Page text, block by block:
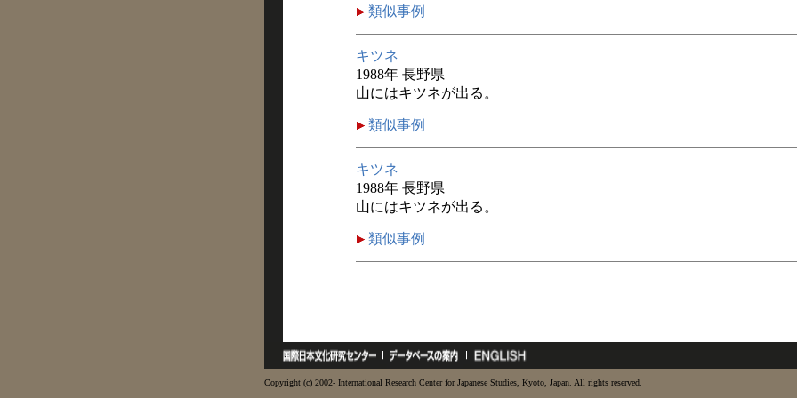
類似事例
キツネ
1988年 長野県
山にはキツネが出る。
類似事例
キツネ
1988年 長野県
山にはキツネが出る。
類似事例
Copyright (c) 2002- International Research Center for Japanese Studies, Kyoto, Japan. All rights reserved.